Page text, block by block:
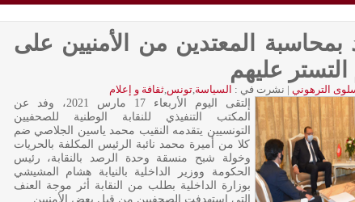
بمحاسبة المعتدين من الأمنيين على
عليهم
الترهوني | نشرت في : السياسة,تونس,ثقافة و إعلام
إلتقى اليوم الأربعاء 17 مارس 2021، وفد عن
المكتب التنفيذي للنقابة الوطنية للصحفيين
التونسيين يتقدمه النقيب محمد ياسين الجلاصي ضم
كلا من أميرة محمد نائبة الرئيس المكلفة بالحريات
وخولة شبح منسقة وحدة الرصد بالنقابة، رئيس
الحكومة ووزير الداخلية بالنيابة هشام المشيشي
بوزارة الداخلية بطلب من النقابة أثر موجة العنف
التي استهدفت الصحفيين من قبل بعض الأمنيين.